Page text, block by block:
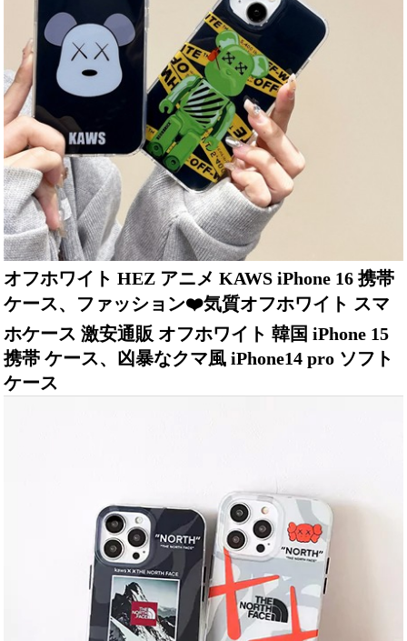
オフホワイト HEZ アニメ KAWS iPhone 16 携帯
ケース、ファッション❤️気質オフホワイト スマ
ホケース 激安通販 オフホワイト 韓国 iPhone 15
携帯 ケース、凶暴なクマ風 iPhone14 pro ソフト
ケース